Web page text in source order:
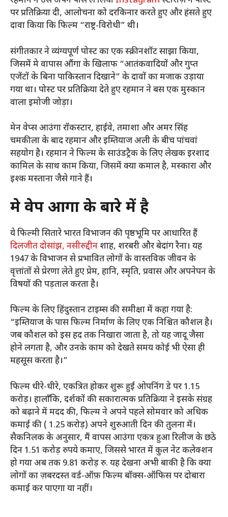
पर प्रतिक्रिया दी, आलोचना को दरकिनार करते हुए और हंसते हुए
दावा किया कि फिल्म “राष्ट्र-विरोधी” थी।
संगीतकार ने व्यंग्यपूर्ण पोस्ट का एक स्क्रीनशॉट साझा किया,
जिसमें मे वापास औंगा के खिलाफ “आतंकवादियों और गुप्त
एजेंटों के बिना पाकिस्तान दिखाने” के दावों का मजाक उड़ाया
गया था। पोस्ट पर प्रतिक्रिया देते हुए रहमान ने बस एक मुस्कान
वाला इमोजी जोड़ा।
मेन वेप्स आउंगा रॉकस्टार, हाईवे, तमाशा और अमर सिंह
चमकीला के बाद रहमान और इम्तियाज अली के बीच पांचवां
सहयोग है। रहमान ने फिल्म के साउंडट्रैक के लिए लेखक इरशाद
कामिल के साथ काम किया, जिसमें क्या कमाल है, मस्कारा और
इश्क मस्ताना जैसे गाने हैं।
मे वेप औंगा के बारे में है
ये फिल्मी सितारे भारत विभाजन की पृष्ठभूमि पर आधारित हैं
दिलजीत दोसांझ, नसीरुद्दीन शाह, शरबरी और बेदांग रैना। यह
1947 के विभाजन से प्रभावित लोगों के वास्तविक जीवन के
वृत्तांतों से प्रेरणा लेते हुए प्रेम, हानि, स्मृति, प्रवास और अपनेपन के
विषयों की पड़ताल करता है।
फिल्म के लिए हिंदुस्तान टाइम्स की समीक्षा में कहा गया है:
“इम्तियाज के पास फिल्म निर्माण के लिए एक निश्चित कौशल है।
जब कौशल को इस हद तक निखारा जाता है, तो यह जादू जैसा
होने लगता है, और उनके काम को देखते समय कोई भी ऐसा ही
महसूस करता है।”
फिल्म धीरे-धीरे, एकत्रित होकर शुरू हुईओपनिंग डे पर 1.15
करोड़। हालाँकि, दर्शकों की सकारात्मक प्रतिक्रिया ने इसके संग्रह
को बढ़ाने में मदद की, फिल्म ने अपने पहले सोमवार को अधिक
कमाई की ( 1.25 करोड़) अपने शुरुआती दिन की तुलना में।
सैकनिलक के अनुसार, मैं वापस आउंगा एकत्र हुआरिलीज के छठे
दिन 1.51 करोड़ रुपये कमाए, जिससे भारत में कुल नेट कलेक्शन
हो गयाअब तक 9.81 करोड़ रु. यह देखना अभी बाकी है कि क्या
लोगों का ज़बरदस्त वर्ड-ऑफ़ फिल्म बॉक्स-ऑफिस पर दोबारा
कमाई कर पाएगा या नहीं।